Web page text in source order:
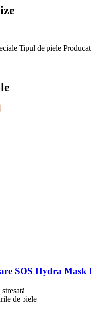
Tipul de piele
SOS Hydra Mask
de piele